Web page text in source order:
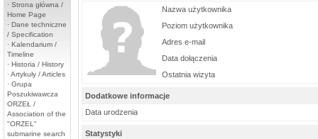
· Strona główna /
Home Page
· Dane techniczne
/ Specification
· Kalendarium /
Timeline
· Historia / History
·Artykuły / Articles
· Grupa
Poszukiwawcza
ORZEŁ /
Association of the
"ORZEL"
submarine search
Nazwa użytkownika
Poziom użytkownika
Adres e-mail
Data dołączenia
Ostatnia wizyta
Dodatkowe informacje
Data urodzenia
Statystyki